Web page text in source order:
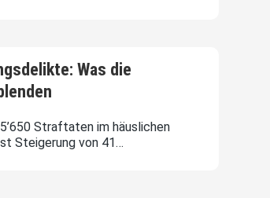
Was die
Straftaten im häuslichen
Steigerung von 41…